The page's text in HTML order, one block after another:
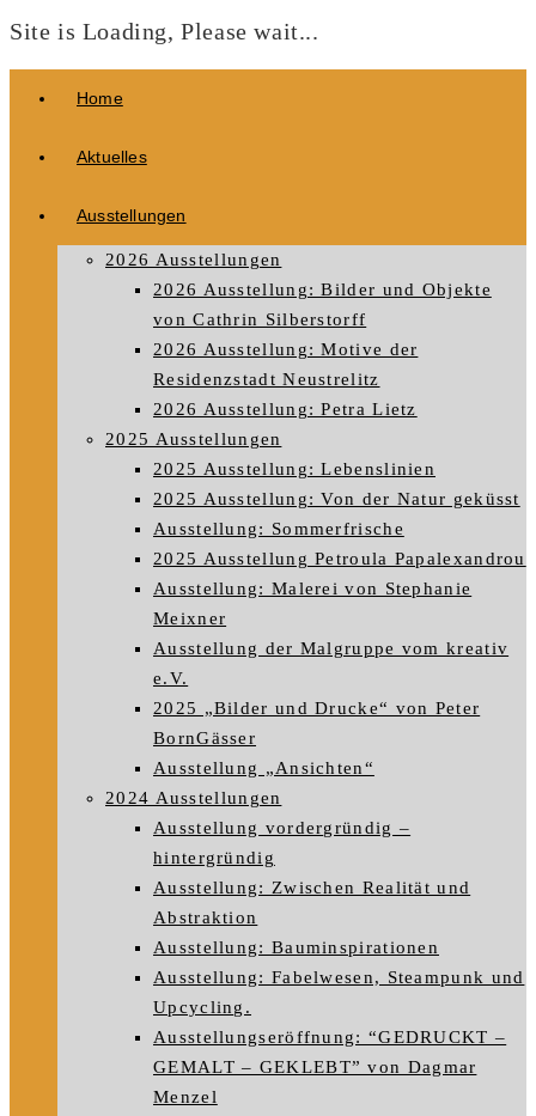
Site is Loading, Please wait...
Home
Aktuelles
Ausstellungen
2026 Ausstellungen
2026 Ausstellung: Bilder und Objekte
von Cathrin Silberstorff
2026 Ausstellung: Motive der
Residenzstadt Neustrelitz
2026 Ausstellung: Petra Lietz
2025 Ausstellungen
2025 Ausstellung: Lebenslinien
2025 Ausstellung: Von der Natur geküsst
Ausstellung: Sommerfrische
2025 Ausstellung Petroula Papalexandrou
Ausstellung: Malerei von Stephanie
Meixner
Ausstellung der Malgruppe vom kreativ
e.V.
2025 „Bilder und Drucke“ von Peter
BornGässer
Ausstellung „Ansichten“
2024 Ausstellungen
Ausstellung vordergründig –
hintergründig
Ausstellung: Zwischen Realität und
Abstraktion
Ausstellung: Bauminspirationen
Ausstellung: Fabelwesen, Steampunk und
Upcycling.
Ausstellungseröffnung: “GEDRUCKT –
GEMALT – GEKLEBT” von Dagmar
Menzel